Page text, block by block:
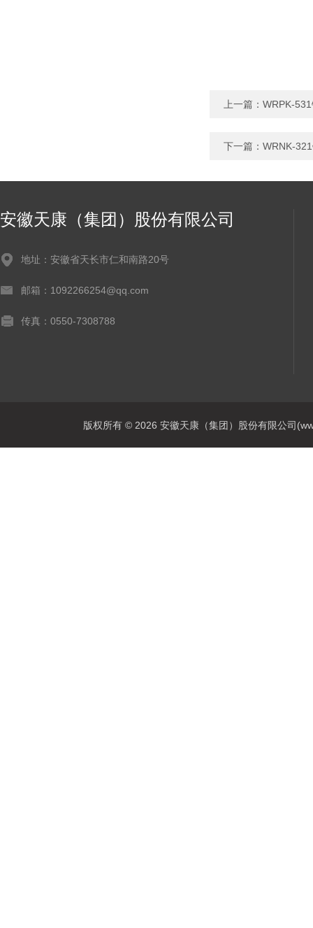
上一篇： WRPK-
下一篇： WRNK-
安徽天康（集团）股份有限公司
地址：安徽省天长市仁和南路20号
邮箱：1092266254@qq.com
传真：0550-7308788
版权所有 © 2026 安徽天康（集团）股份有限公司